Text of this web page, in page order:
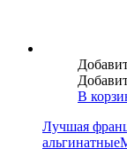
В
Лучшая
альгинатные